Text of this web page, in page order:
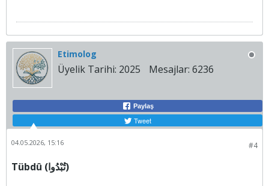
Etimolog
Üyelik Tarihi: 2025 Mesajlar: 6236
Paylaş
Tweet
#4
04.05.2026, 15:16
Tübdû (تُبْدُوا)